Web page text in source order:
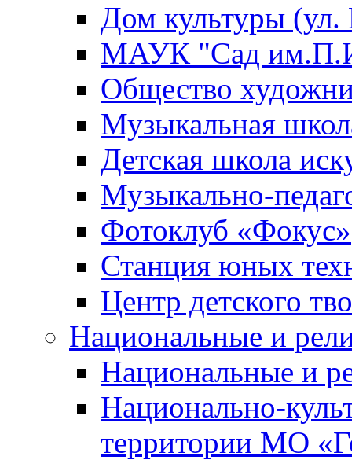
Дом культуры (ул.
МАУК "Сад
Общество
Музыкальная
Детская школа
Музыкально-
Фотоклуб «Фокус»
Станция юных
Центр детского
Национальные и
Национальные и
Национально-
территории МО